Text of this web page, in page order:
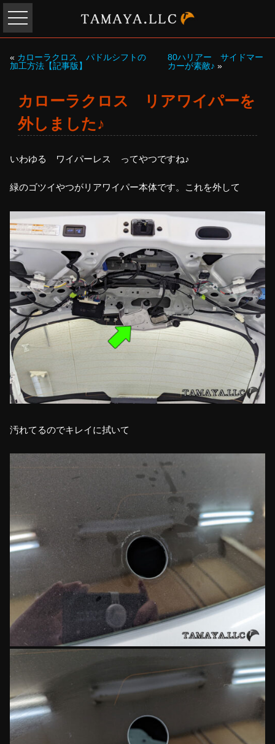
« カローラクロス パドルシフトの
加工方法【記事版】
80ハリアー サイドマー
カーが素敵♪ »
カローラクロス リアワイパーを
外しました♪
いわゆる ワイパーレス ってやつですね♪
緑のゴツイやつがリアワイパー本体です。これを外して
汚れてるのでキレイに拭いて